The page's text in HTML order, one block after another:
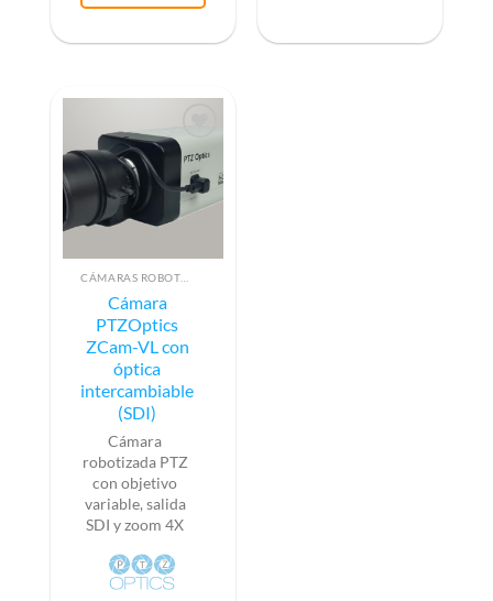
Cámara
PTZOptics
ZCam-VL con
óptica
intercambiable
(SDI)
Cámara
robotizada PTZ
con objetivo
variable, salida
SDI y zoom 4X